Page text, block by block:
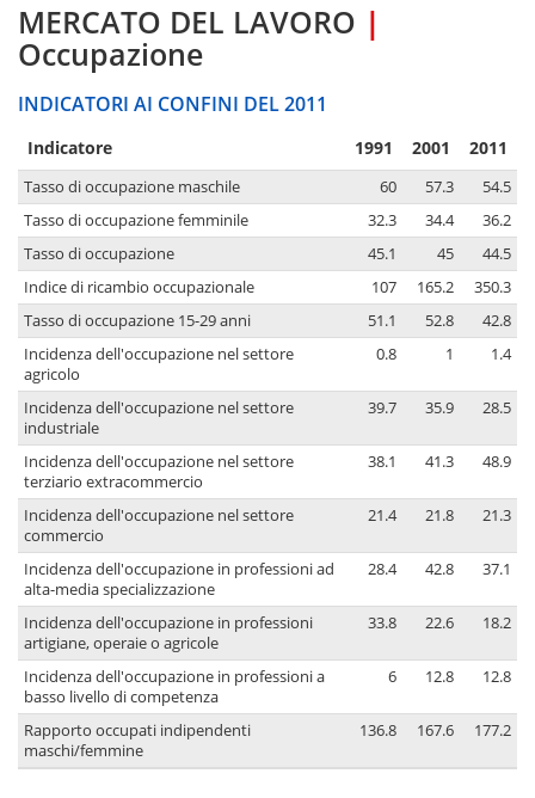
MERCATO DEL LAVORO |
Occupazione
INDICATORI AI CONFINI DEL 2011
Indicatore 1991 2001 2011
Tasso di occupazione maschile 60 57.3
54.5
Tasso di occupazione femminile
32.3 34.4
36.2
Tasso di occupazione
45.1 45
44.5
Indice di ricambio occupazionale
107 165.2
350.3
Tasso di occupazione 15-29 anni
51.1 52.8
42.8
Incidenza dell'occupazione nel settore
agricolo
0.8 1 1.4
Incidenza dell'occupazione nel settore
industriale
39.7 35.9 28.5
Incidenza dell'occupazione nel settore
terziario extracommercio
38.1 41.3 48.9
Incidenza dell'occupazione nel settore
commercio
21.4 21.8 21.3
Incidenza dell'occupazione in professioni ad
alta-media specializzazione
28.4 42.8 37.1
Incidenza dell'occupazione in professioni
artigiane, operaie o agricole
33.8 22.6 18.2
Incidenza dell'occupazione in professioni a
basso livello di competenza
6 12.8 12.8
Rapporto occupati indipendenti
maschi/femmine
136.8 167.6 177.2